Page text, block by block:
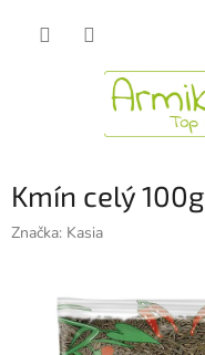
Kmín celý 100g
Značka: Kasia